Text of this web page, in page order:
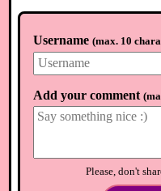
Username (max. 10
Add your comment (
Please, don't